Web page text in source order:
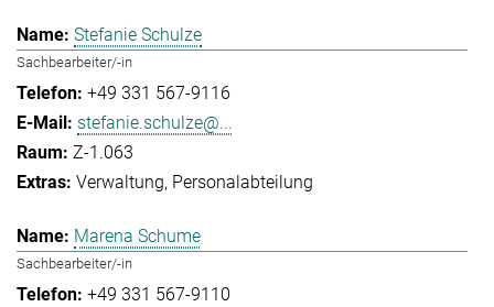
Stefanie Schulze
Sachbearbeiter/-in
+49 331 567-9116
stefanie.schulze@...
Z-1.063
Verwaltung Personalabteilung
Marena Schume
Sachbearbeiter/-in
+49 331 567-9110